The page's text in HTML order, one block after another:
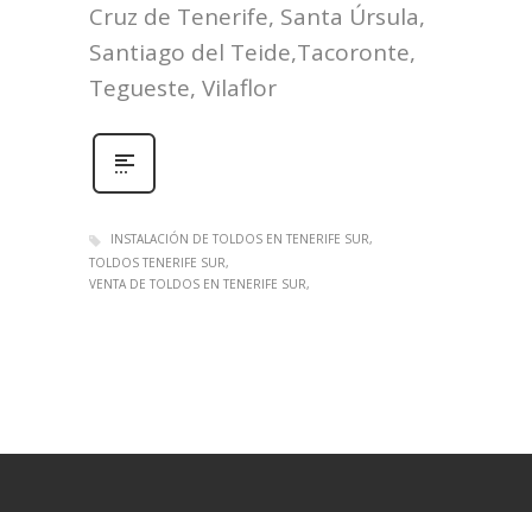
Cruz de Tenerife, Santa Úrsula,
Santiago del Teide,Tacoronte,
Tegueste, Vilaflor
INSTALACIÓN DE TOLDOS EN TENERIFE SUR
TOLDOS TENERIFE SUR
VENTA DE TOLDOS EN TENERIFE SUR